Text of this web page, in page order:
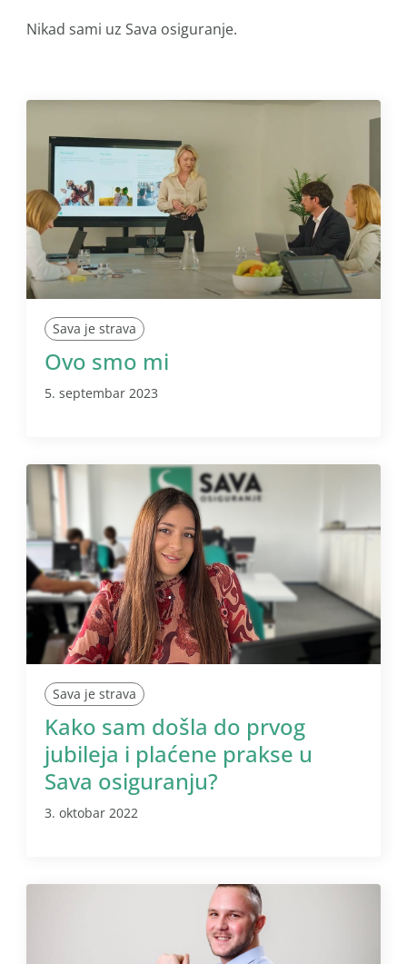
Nikad sami uz Sava osiguranje.
Sava je strava
Ovo smo mi
5. septembar 2023
Sava je strava
Kako sam došla do prvog
jubileja i plaćene prakse u
Sava osiguranju?
3. oktobar 2022